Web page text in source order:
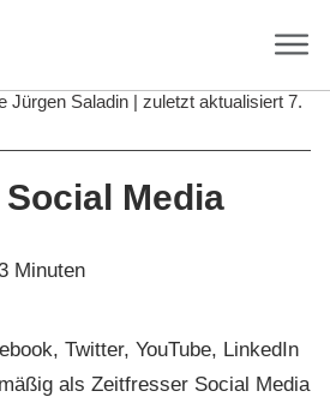
Jürgen Saladin | zuletzt aktualisiert 7.
Media
Minuten
Twitter, YouTube, LinkedIn
als Zeitfresser Social Media